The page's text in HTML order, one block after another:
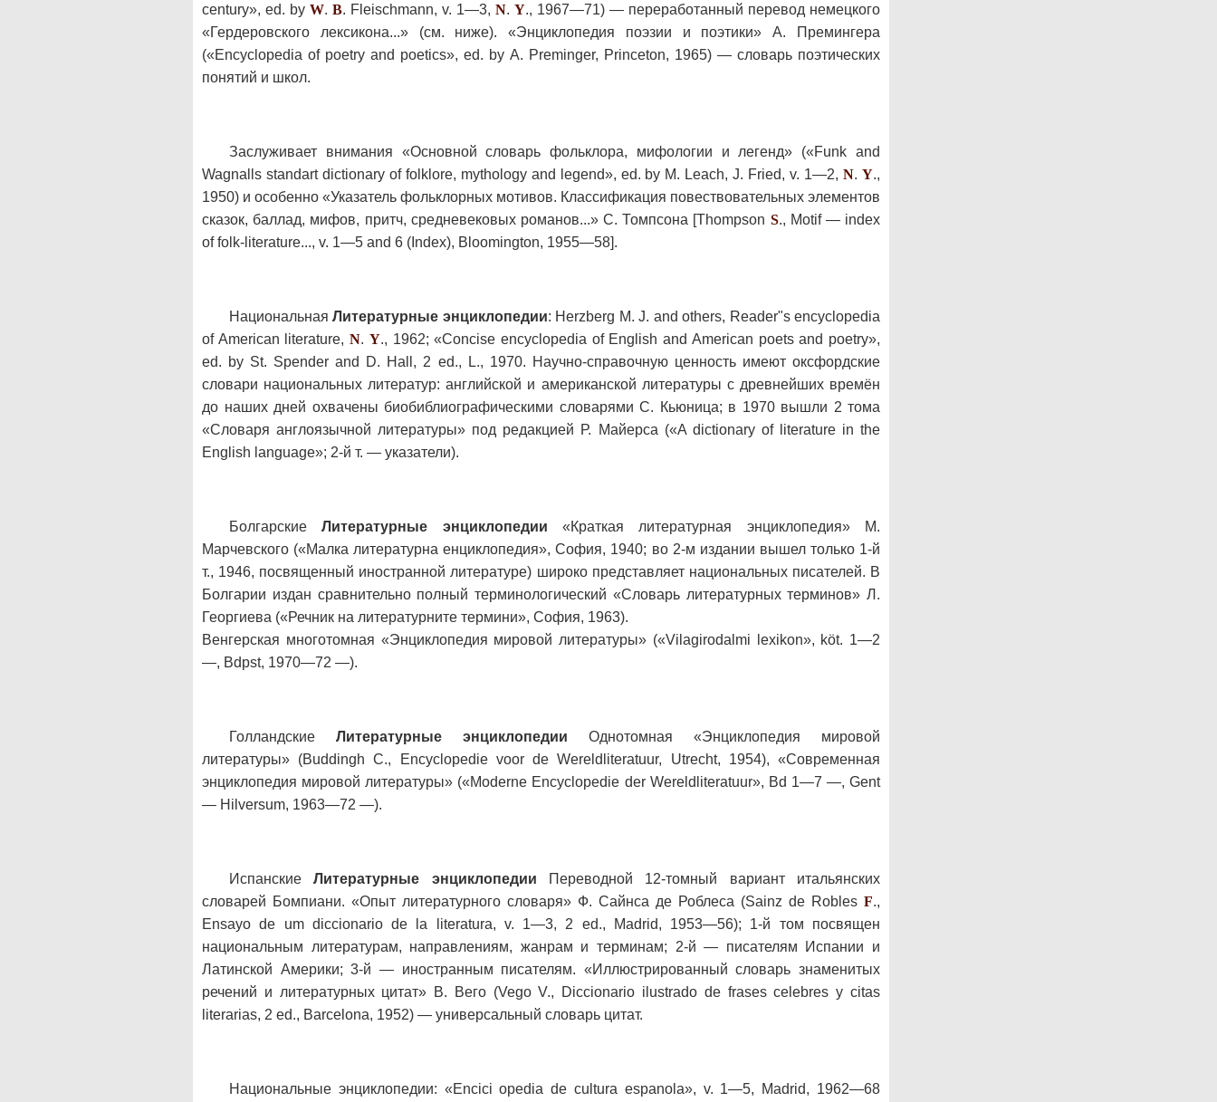
century», ed. by W. B. Fleischmann, v. 1—3, N. Y., 1967—71) — переработанный перевод немецкого
«Гердеровского лексикона...» (см. ниже). «Энциклопедия поэзии и поэтики» А. Премингера
(«Encyclopedia of poetry and poetics», ed. by A. Preminger, Princeton, 1965) — словарь поэтических
понятий и школ.
Заслуживает внимания «Основной словарь фольклора, мифологии и легенд» («Funk and
Wagnalls standart dictionary of folklore, mythology and legend», ed. by М. Leach, J. Fried, v. 1—2,N.Y.,
1950) и особенно «Указатель фольклорных мотивов. Классификация повествовательных элементов
сказок, баллад, мифов, притч, средневековых романов...» С. Томпсона [Thompson S., Motif — index
of folk-literature..., v. 1—5 and 6 (Index), Bloomington, 1955—58].
НациональнаяЛитературные энциклопедии: Herzberg М. J. and others, Reader"s encyclopedia
of American literature,N. Y., 1962; «Concise encyclopedia of English and American poets and poetry»,
ed. by St. Spender and D. Hall, 2 ed., L., 1970. Научно-справочную ценность имеют оксфордские
словари национальных литератур: английской и американской литературы с древнейших времён
до наших дней охвачены биобиблиографическими словарями С. Кьюница; в 1970 вышли 2 тома
«Словаря англоязычной литературы» под редакцией Р. Майерса («A dictionary of literature in the
English language»; 2-й т. — указатели).
БолгарскиеЛитературные энциклопедии «Краткая литературная энциклопедия» М.
Марчевского («Малка литературна енциклопедия», София, 1940; во 2-м издании вышел только 1-й
т., 1946, посвященный иностранной литературе) широко представляет национальных писателей. В
Болгарии издан сравнительно полный терминологический «Словарь литературных терминов» Л.
Георгиева («Речник на литературните термини», София, 1963).
Венгерская многотомная «Энциклопедия мировой литературы» («Vilagirodalmi lexikon», köt. 1—2
—, Bdpst, 1970—72 —).
Голландские Литературные энциклопедии Однотомная «Энциклопедия мировой
литературы» (Buddingh С., Encyclopedie voor de Wereldliteratuur, Utrecht, 1954), «Современная
энциклопедия мировой литературы» («Moderne Encyclopedie der Wereldliteratuur», Bd 1—7 —, Gent
— Hilversum, 1963—72 —).
ИспанскиеЛитературные энциклопедии Переводной 12-томный вариант итальянских
словарей Бомпиани. «Опыт литературного словаря» Ф. Сайнса де Роблеса (Sainz de Robles F.,
Ensayo de um diccionario de la literatura, v. 1—3, 2 ed., Madrid, 1953—56); 1-й том посвящен
национальным литературам, направлениям, жанрам и терминам; 2-й — писателям Испании и
Латинской Америки; 3-й — иностранным писателям. «Иллюстрированный словарь знаменитых
речений и литературных цитат» В. Вего (Vego V., Diccionario ilustrado de frases celebres у citas
literarias, 2 ed., Barcelona, 1952) — универсальный словарь цитат.
Национальные энциклопедии: «Encici opedia de cultura espanola», v. 1—5, Madrid, 1962—68